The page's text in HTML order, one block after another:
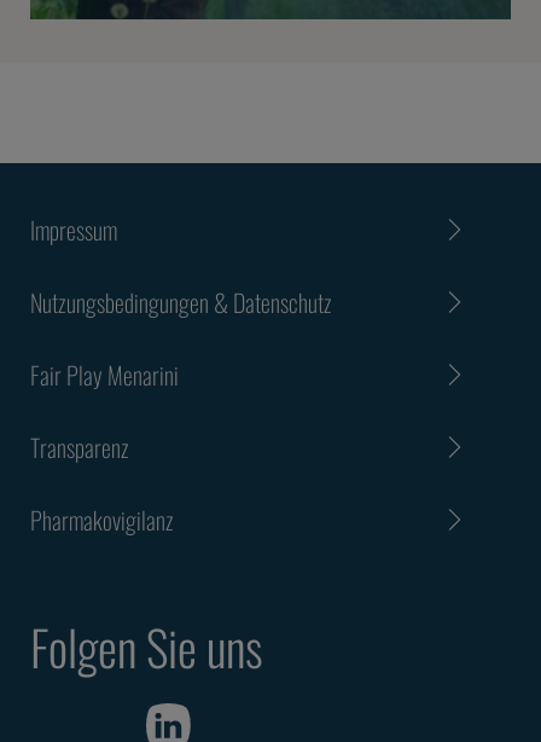
Impressum
Nutzungsbedingungen & Datenschutz
Fair Play Menarini
Transparenz
Pharmakovigilanz
Folgen Sie uns